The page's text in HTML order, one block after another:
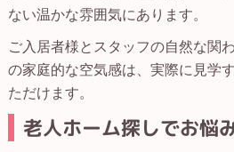
ない温かな雰囲気にあります。
ご入居者様とスタッフの自然な関
の家庭的な空気感は、実際に見学
ただけます。
老人ホーム探しでお悩